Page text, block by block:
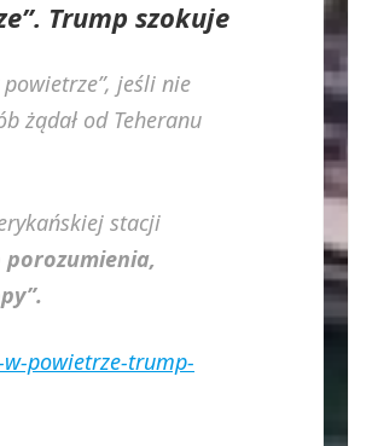
Trump szokuje
jeśli nie
żądał od Teheranu
stacji
porozumienia,
powietrze-trump-